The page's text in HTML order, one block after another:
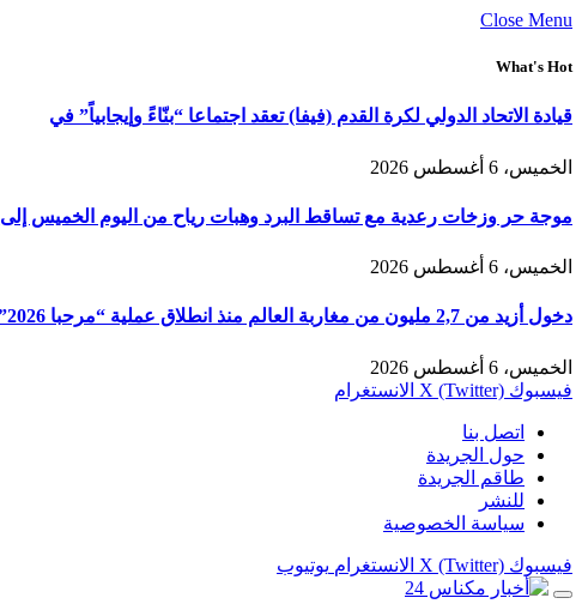
Close Menu
What's Hot
قيادة الاتحاد الدولي لكرة القدم (فيفا) تعقد اجتماعا “بنّاءً وإيجابياً” في
الخميس، 6 أغسطس 2026
موجة حر وزخات رعدية مع تساقط البرد وهبات رياح من اليوم الخميس
الخميس، 6 أغسطس 2026
دخول أزيد من 2,7 مليون من مغاربة العالم منذ انطلاق عملية “مرحبا 2026”
الخميس، 6 أغسطس 2026
فيسبوك X (Twitter) الانستغرام
اتصل بنا
حول الجريدة
طاقم الجريدة
للنشر
سياسة الخصوصية
فيسبوك X (Twitter) الانستغرام يوتيوب